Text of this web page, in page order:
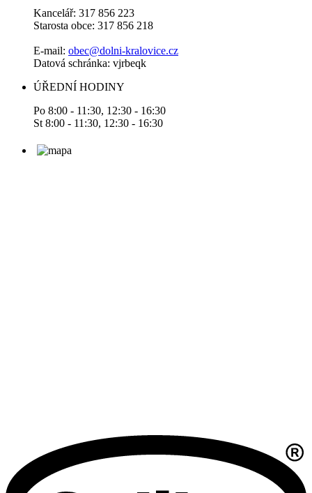
Kancelář: 317 856 223
Starosta obce: 317 856 218
E-mail: obec@dolni-kralovice.cz
Datová schránka: vjrbeqk
ÚŘEDNÍ HODINY
Po 8:00 - 11:30, 12:30 - 16:30
St 8:00 - 11:30, 12:30 - 16:30